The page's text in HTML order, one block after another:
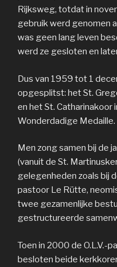
Rijksweg, totdat in
gebruik werd genomen
was geen lang leven
werd ze gesloten en
Dus van 1959 tot 1
opgesplitst: het St.
en het St. Catharinakoor
Wonderdadige Medaille.
Men zong samen bij de
(vanuit de St.
gelegenheden zoals bij
pastoor Le Rütte,
twee gezamenlijke
gestructureerde
Toen in 2000 de O.L.V.-
besloten beide